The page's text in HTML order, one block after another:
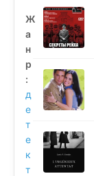
Ж
а
н
р
:
д
е
т
е
к
т